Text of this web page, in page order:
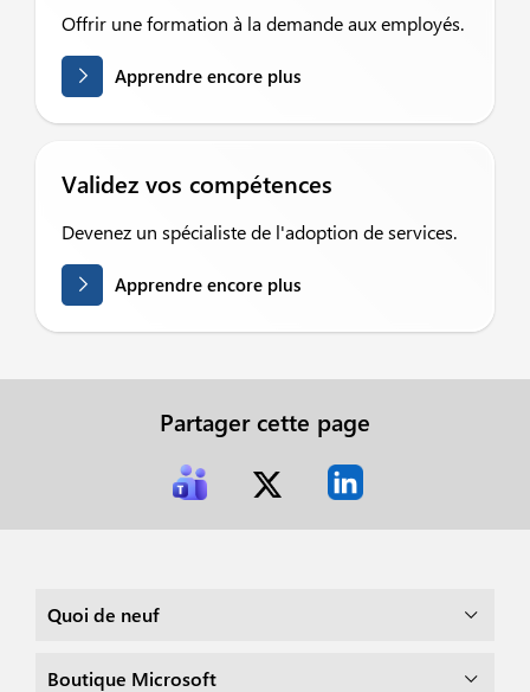
Offrir une formation à la demande aux employés.
Apprendre encore plus
Validez vos compétences
Devenez un spécialiste de l'adoption de services.
Apprendre encore plus
Partager cette page
Quoi de neuf
Boutique Microsoft